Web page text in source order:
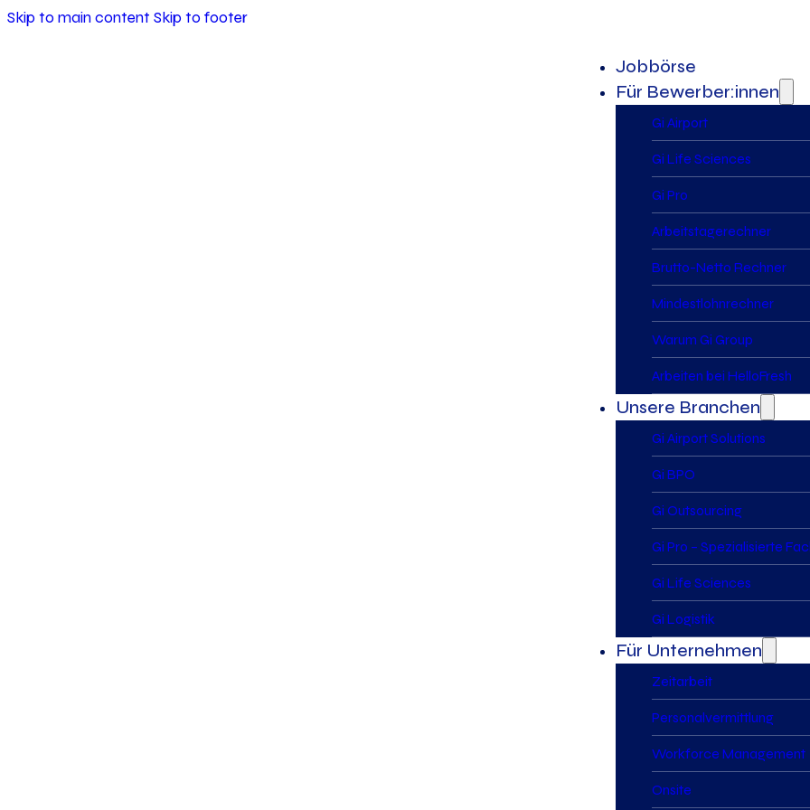
Skip to main content Skip to footer
Jobbörse
Für Bewerber:innen
Gi Airport
Gi Life Sciences
Gi Pro
Arbeitstagerechner
Brutto-Netto Rechner
Mindestlohnrechner
Warum Gi Group
Arbeiten bei HelloFresh
Unsere Branchen
Gi Airport Solutions
Gi BPO
Gi Outsourcing
Gi Pro – Spezialisierte
Gi Life Sciences
Gi Logistik
Für Unternehmen
Zeitarbeit
Personalvermittlung
Workforce Management
Onsite